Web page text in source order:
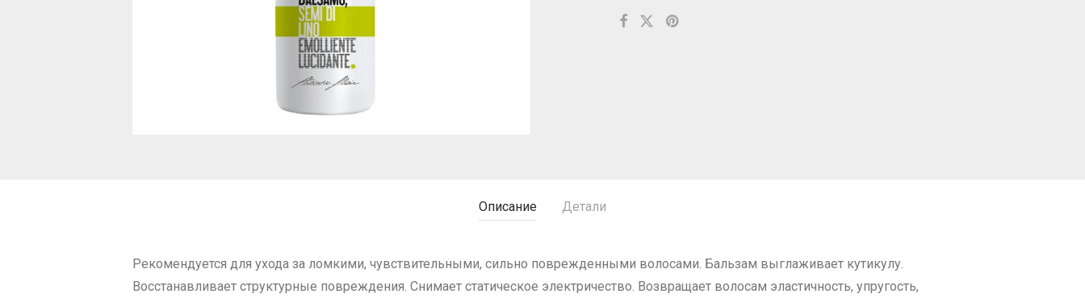
Описание Детали
Рекомендуется для ухода за ломкими, чувствительными, сильно поврежденными волосами. Бальзам выглаживает кутикулу.
Восстанавливает структурные повреждения. Снимает статическое электричество. Возвращает волосам эластичность, упругость,